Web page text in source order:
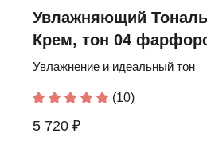
Увлажняющий
Крем, тон 04
Увлажнение и идеальный тон
(10)
5 720 ₽